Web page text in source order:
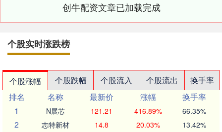
创牛配资文章已加载完成
个股实时涨跌榜
个股涨幅 个股跌幅 个股流入 个股流出
换手率
排名
名称 最新价 涨幅
换手率
1
N展芯 121.21 416.89% 66.35%
2 志特新材 14.8 20.03% 13.42%